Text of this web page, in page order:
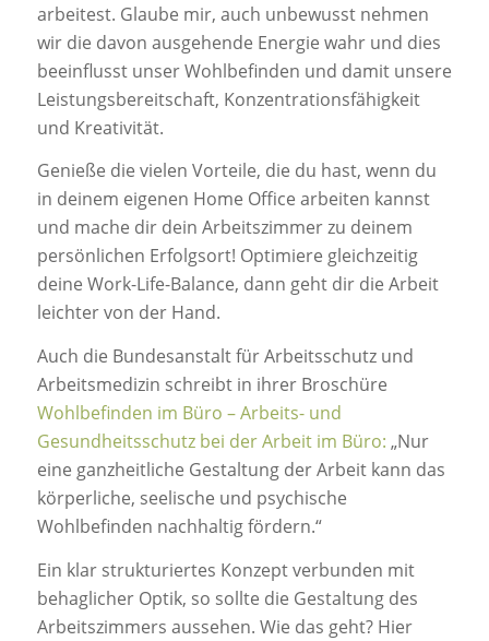
arbeitest. Glaube mir, auch unbewusst nehmen
wir die davon ausgehende Energie wahr und dies
beeinflusst unser Wohlbefinden und damit unsere
Leistungsbereitschaft, Konzentrationsfähigkeit
und Kreativität.
Genieße die vielen Vorteile, die du hast, wenn du
in deinem eigenen Home Office arbeiten kannst
und mache dir dein Arbeitszimmer zu deinem
persönlichen Erfolgsort! Optimiere gleichzeitig
deine Work-Life-Balance, dann geht dir die Arbeit
leichter von der Hand.
Auch die Bundesanstalt für Arbeitsschutz und
Arbeitsmedizin schreibt in ihrer Broschüre
Wohlbefinden im Büro – Arbeits- und
Gesundheitsschutz bei der Arbeit im Büro: „Nur
eine ganzheitliche Gestaltung der Arbeit kann das
körperliche, seelische und psychische
Wohlbefinden nachhaltig fördern.“
Ein klar strukturiertes Konzept verbunden mit
behaglicher Optik, so sollte die Gestaltung des
Arbeitszimmers aussehen. Wie das geht? Hier